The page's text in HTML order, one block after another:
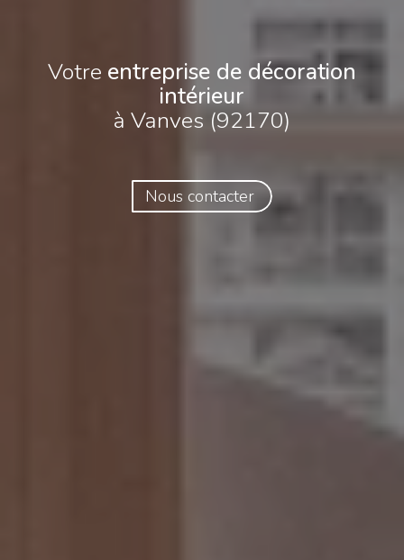
Votre entreprise de décoration
intérieur
à Vanves (92170)
Nous contacter